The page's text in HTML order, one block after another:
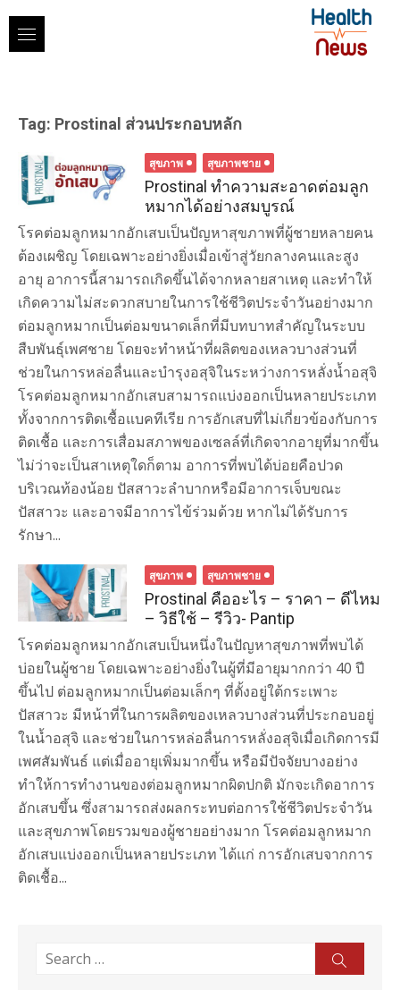
content
Tag: Prostinal ส่วนประกอบหลัก
สุขภาพ สุขภาพชาย
Prostinal ทำความสะอาดต่อมลูก
หมากได้อย่างสมบูรณ์
โรคต่อมลูกหมากอักเสบเป็นปัญหาสุขภาพที่ผู้ชายหลายคน
ต้องเผชิญ โดยเฉพาะอย่างยิ่งเมื่อเข้าสู่วัยกลางคนและสูง
อายุ อาการนี้สามารถเกิดขึ้นได้จากหลายสาเหตุ และทำให้
เกิดความไม่สะดวกสบายในการใช้ชีวิตประจำวันอย่างมาก
ต่อมลูกหมากเป็นต่อมขนาดเล็กที่มีบทบาทสำคัญในระบบ
สืบพันธุ์เพศชาย โดยจะทำหน้าที่ผลิตของเหลวบางส่วนที่
ช่วยในการหล่อลื่นและบำรุงอสุจิในระหว่างการหลั่งน้ำอสุจิ
โรคต่อมลูกหมากอักเสบสามารถแบ่งออกเป็นหลายประเภท
ทั้งจากการติดเชื้อแบคทีเรีย การอักเสบที่ไม่เกี่ยวข้องกับการ
ติดเชื้อ และการเสื่อมสภาพของเซลล์ที่เกิดจากอายุที่มากขึ้น
ไม่ว่าจะเป็นสาเหตุใดก็ตาม อาการที่พบได้บ่อยคือปวด
บริเวณท้องน้อย ปัสสาวะลำบากหรือมีอาการเจ็บขณะ
ปัสสาวะ และอาจมีอาการไข้ร่วมด้วย หากไม่ได้รับการ
รักษา...
สุขภาพ สุขภาพชาย
Prostinal คืออะไร – ราคา – ดีไหม
– วิธีใช้ – รีวิว- Pantip
โรคต่อมลูกหมากอักเสบเป็นหนึ่งในปัญหาสุขภาพที่พบได้
บ่อยในผู้ชาย โดยเฉพาะอย่างยิ่งในผู้ที่มีอายุมากกว่า 40 ปี
ขึ้นไป ต่อมลูกหมากเป็นต่อมเล็กๆ ที่ตั้งอยู่ใต้กระเพาะ
ปัสสาวะ มีหน้าที่ในการผลิตของเหลวบางส่วนที่ประกอบอยู่
ในน้ำอสุจิ และช่วยในการหล่อลื่นการหลั่งอสุจิเมื่อเกิดการมี
เพศสัมพันธ์ แต่เมื่ออายุเพิ่มมากขึ้น หรือมีปัจจัยบางอย่าง
ทำให้การทำงานของต่อมลูกหมากผิดปกติ มักจะเกิดอาการ
อักเสบขึ้น ซึ่งสามารถส่งผลกระทบต่อการใช้ชีวิตประจำวัน
และสุขภาพโดยรวมของผู้ชายอย่างมาก โรคต่อมลูกหมาก
อักเสบแบ่งออกเป็นหลายประเภท ได้แก่ การอักเสบจากการ
ติดเชื้อ...
Search